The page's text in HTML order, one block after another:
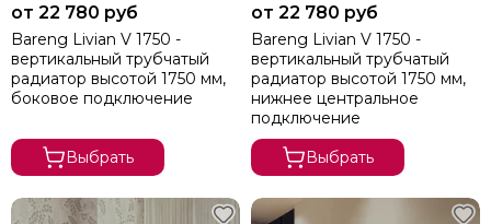
от 22 780 руб
Bareng Livian V 1750 -
вертикальный трубчатый
радиатор высотой 1750 мм,
боковое подключение
Выбрать
от 22 780 руб
Bareng Livian V 1750 -
вертикальный трубчатый
радиатор высотой 1750 мм,
нижнее центральное
подключение
Выбрать